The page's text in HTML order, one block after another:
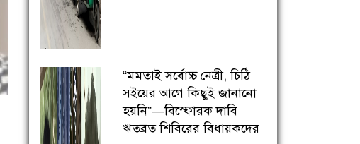
“মমতাই সর্বোচ্চ নেত্রী, চিঠি
সইয়ের আগে কিছুই জানানো
হয়নি”—বিস্ফোরক দাবি
ঋতব্রত শিবিরের বিধায়কদের